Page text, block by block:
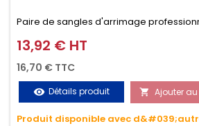
Paire de sangles d'arrimage
griffes (3M ou 5M / 350daN), simple et
Permet d'arrimer et de sécuriser vos
le transport. Matière polyester très
variations de températures, n'absorbe
Prix
13,92 € HT
16,70 € TTC
visibility Détails produit  Ajouter
Produit disponible avec